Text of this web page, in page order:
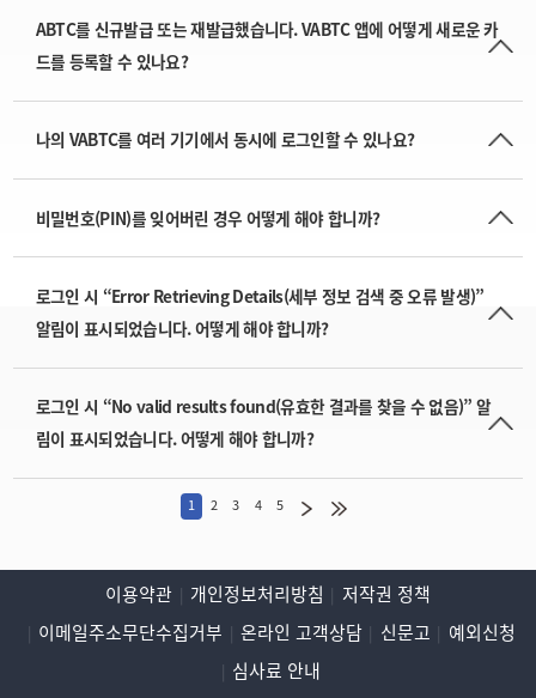
ABTC를 신규발급 또는 재발급했습니다. VABTC 앱에 어떻게 새로운 카
드를 등록할 수 있나요?
나의 VABTC를 여러 기기에서 동시에 로그인할 수 있나요?
비밀번호(PIN)를 잊어버린 경우 어떻게 해야 합니까?
로그인 시 “Error Retrieving Details(세부 정보 검색 중 오류 발생)”
알림이 표시되었습니다. 어떻게 해야 합니까?
로그인 시 “No valid results found(유효한 결과를 찾을 수 없음)” 알
림이 표시되었습니다. 어떻게 해야 합니까?
1 2 3 4 5
이용약관 개인정보처리방침
저작권 정책
이메일주소무단수집거부
온라인 고객상담 신문고
예외신청
심사료 안내